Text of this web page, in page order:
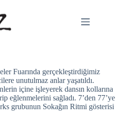
Fuarında gerçekleştirdiğimiz
unutulmaz anlar yaşatıldı.
içine işleyerek dansın kollarına
eğlenmelerini sağladı. 7’den 77’ye
grubunun Sokağın Ritmi gösterisi